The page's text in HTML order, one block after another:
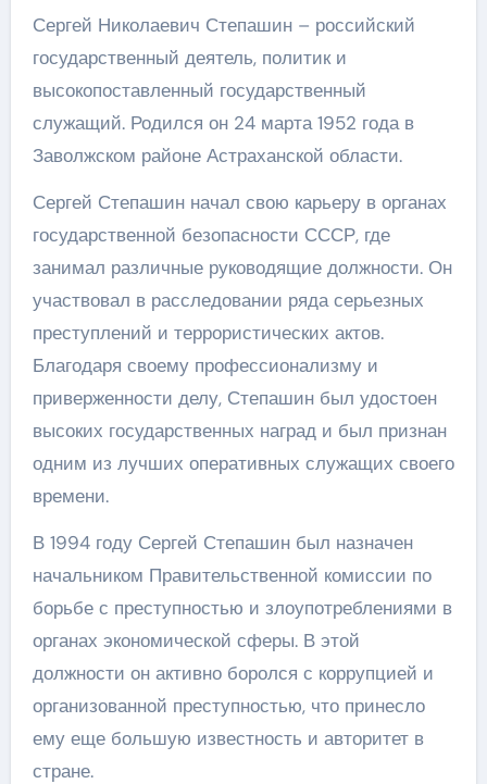
Сергей Николаевич Степашин – российский
государственный деятель, политик и
высокопоставленный государственный
служащий. Родился он 24 марта 1952 года в
Заволжском районе Астраханской области.
Сергей Степашин начал свою карьеру в органах
государственной безопасности СССР, где
занимал различные руководящие должности. Он
участвовал в расследовании ряда серьезных
преступлений и террористических актов.
Благодаря своему профессионализму и
приверженности делу, Степашин был удостоен
высоких государственных наград и был признан
одним из лучших оперативных служащих своего
времени.
В 1994 году Сергей Степашин был назначен
начальником Правительственной комиссии по
борьбе с преступностью и злоупотреблениями в
органах экономической сферы. В этой
должности он активно боролся с коррупцией и
организованной преступностью, что принесло
ему еще большую известность и авторитет в
стране.